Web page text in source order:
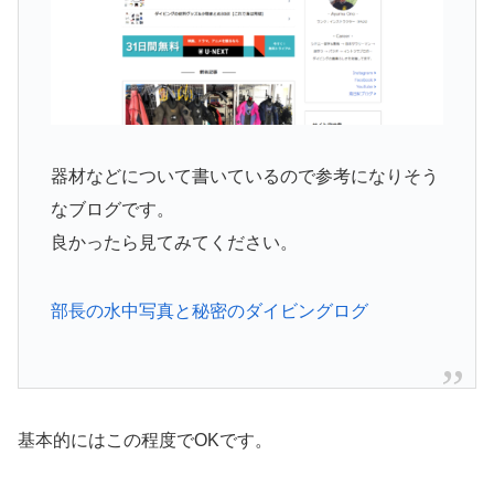
器材などについて書いているので参考になりそう
なブログです。
良かったら見てみてください。
部長の水中写真と秘密のダイビングログ
基本的にはこの程度でOKです。